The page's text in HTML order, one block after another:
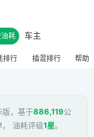
耗 车主
排行 插混排行 帮助
，基于886,119公
油耗评级1星。